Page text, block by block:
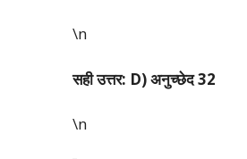
\n
सही उत्तर: D) अनुच्छेद 32
\n